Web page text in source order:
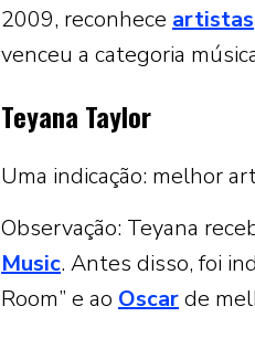
2009, reconhece artistas
venceu a categoria
Teyana Taylor
Uma indicação: melhor
Observação: Teyana
Music. Antes disso, foi
Room” e ao Oscarde